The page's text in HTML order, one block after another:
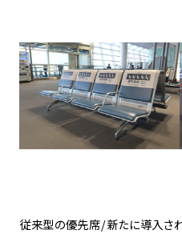
従来型の優先席/新たに導入さ